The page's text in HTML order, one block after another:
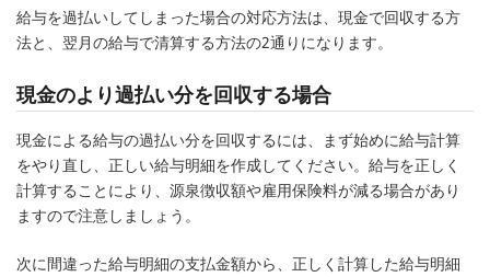
給与を過払いしてしまった場合の対応方法は、現金で回収する方
法と、翌月の給与で清算する方法の2通りになります。
現金のより過払い分を回収する場合
現金による給与の過払い分を回収するには、まず始めに給与計算
をやり直し、正しい給与明細を作成してください。給与を正しく
計算することにより、源泉徴収額や雇用保険料が減る場合があり
ますので注意しましょう。
次に間違った給与明細の支払金額から、正しく計算した給与明細